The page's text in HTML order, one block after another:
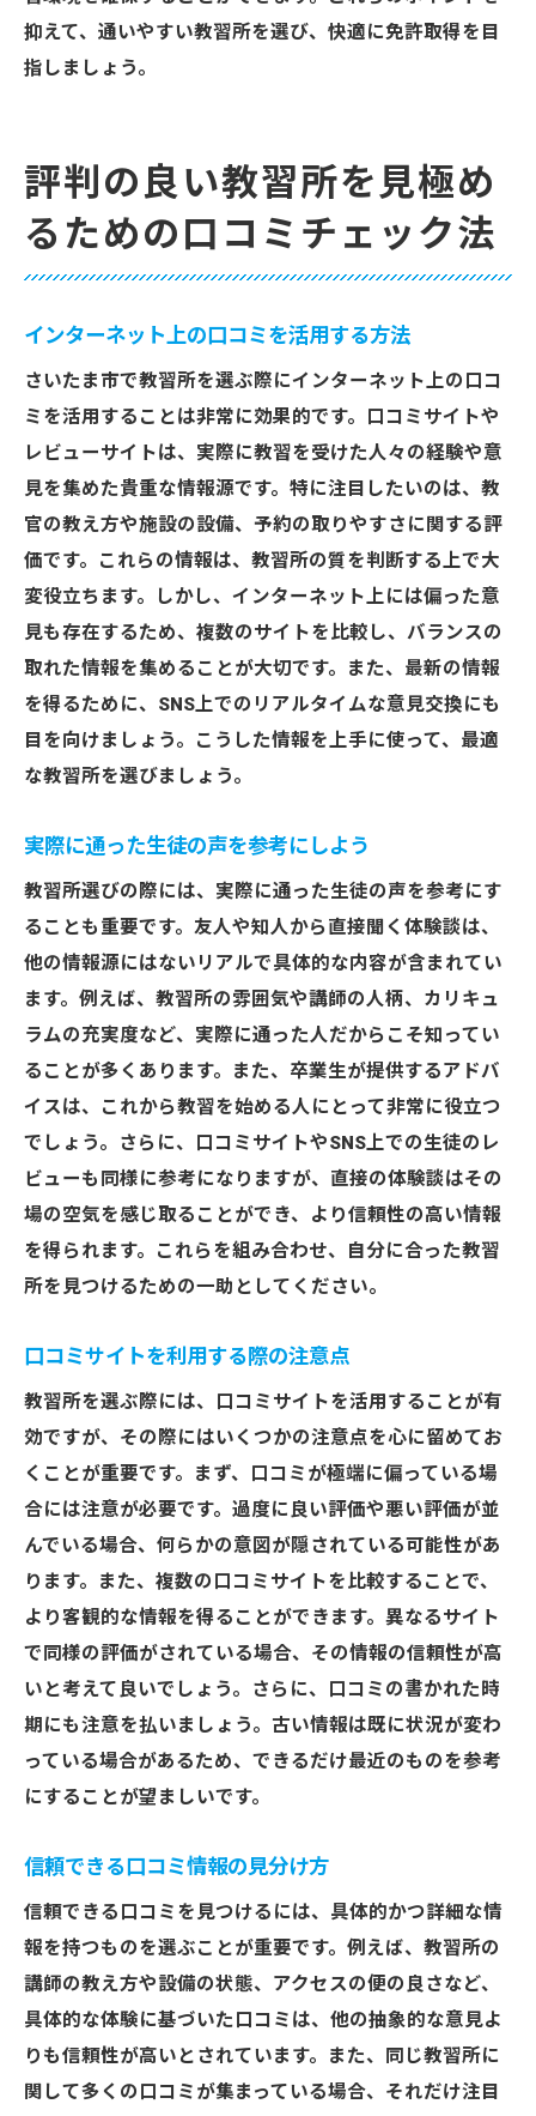
抑えて、通いやすい教習所を選び、快適に免許取得を目
指しましょう。
評判の良い教習所を見極め
るための口コミチェック法
インターネット上の口コミを活用する方法
さいたま市で教習所を選ぶ際にインターネット上の口コ
ミを活用することは非常に効果的です。口コミサイトや
レビューサイトは、実際に教習を受けた人々の経験や意
見を集めた貴重な情報源です。特に注目したいのは、教
官の教え方や施設の設備、予約の取りやすさに関する評
価です。これらの情報は、教習所の質を判断する上で大
変役立ちます。しかし、インターネット上には偏った意
見も存在するため、複数のサイトを比較し、バランスの
取れた情報を集めることが大切です。また、最新の情報
を得るために、SNS上でのリアルタイムな意見交換にも
目を向けましょう。こうした情報を上手に使って、最適
な教習所を選びましょう。
実際に通った生徒の声を参考にしよう
教習所選びの際には、実際に通った生徒の声を参考にす
ることも重要です。友人や知人から直接聞く体験談は、
他の情報源にはないリアルで具体的な内容が含まれてい
ます。例えば、教習所の雰囲気や講師の人柄、カリキュ
ラムの充実度など、実際に通った人だからこそ知ってい
ることが多くあります。また、卒業生が提供するアドバ
イスは、これから教習を始める人にとって非常に役立つ
でしょう。さらに、口コミサイトやSNS上での生徒のレ
ビューも同様に参考になりますが、直接の体験談はその
場の空気を感じ取ることができ、より信頼性の高い情報
を得られます。これらを組み合わせ、自分に合った教習
所を見つけるための一助としてください。
口コミサイトを利用する際の注意点
教習所を選ぶ際には、口コミサイトを活用することが有
効ですが、その際にはいくつかの注意点を心に留めてお
くことが重要です。まず、口コミが極端に偏っている場
合には注意が必要です。過度に良い評価や悪い評価が並
んでいる場合、何らかの意図が隠されている可能性があ
ります。また、複数の口コミサイトを比較することで、
より客観的な情報を得ることができます。異なるサイト
で同様の評価がされている場合、その情報の信頼性が高
いと考えて良いでしょう。さらに、口コミの書かれた時
期にも注意を払いましょう。古い情報は既に状況が変わ
っている場合があるため、できるだけ最近のものを参考
にすることが望ましいです。
信頼できる口コミ情報の見分け方
信頼できる口コミを見つけるには、具体的かつ詳細な情
報を持つものを選ぶことが重要です。例えば、教習所の
講師の教え方や設備の状態、アクセスの便の良さなど、
具体的な体験に基づいた口コミは、他の抽象的な意見よ
りも信頼性が高いとされています。また、同じ教習所に
関して多くの口コミが集まっている場合、それだけ注目